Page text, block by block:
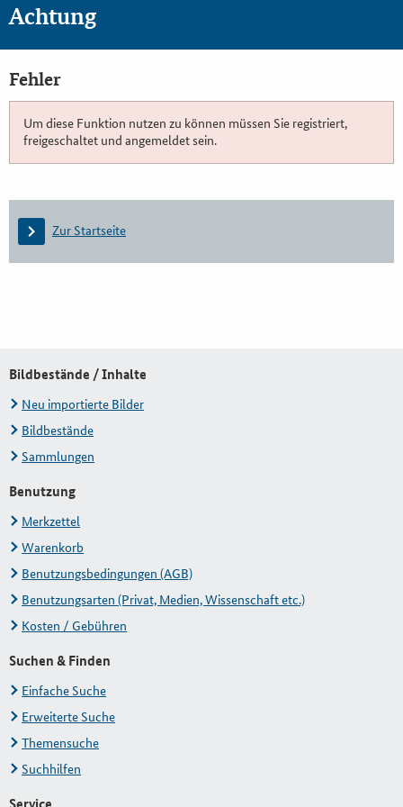
Achtung
Fehler
Um diese Funktion nutzen zu können müssen Sie registriert,
freigeschaltet und angemeldet sein.
Zur Startseite
Bildbestände / Inhalte
Neu importierte Bilder
Bildbestände
Sammlungen
Benutzung
Merkzettel
Warenkorb
Benutzungsbedingungen (AGB)
Benutzungsarten (Privat, Medien, Wissenschaft etc.)
Kosten / Gebühren
Suchen & Finden
Einfache Suche
Erweiterte Suche
Themensuche
Suchhilfen